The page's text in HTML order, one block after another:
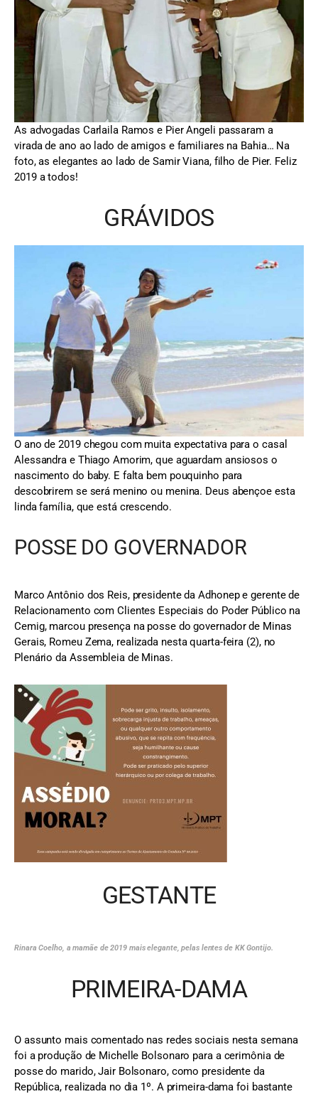
As advogadas Carlaila Ramos e Pier Angeli passaram a
virada de ano ao lado de amigos e familiares na Bahia… Na
foto, as elegantes ao lado de Samir Viana, filho de Pier. Feliz
2019 a todos!
GRÁVIDOS
O ano de 2019 chegou com muita expectativa para o casal
Alessandra e Thiago Amorim, que aguardam ansiosos o
nascimento do baby. E falta bem pouquinho para
descobrirem se será menino ou menina. Deus abençoe esta
linda família, que está crescendo.
POSSE DO GOVERNADOR
Marco Antônio dos Reis, presidente da Adhonep e gerente de
Relacionamento com Clientes Especiais do Poder Público na
Cemig, marcou presença na posse do governador de Minas
Gerais, Romeu Zema, realizada nesta quarta-feira (2), no
Plenário da Assembleia de Minas.
GESTANTE
Rinara Coelho, a mamãe de 2019 mais elegante, pelas lentes de KK Gontijo.
PRIMEIRA-DAMA
O assunto mais comentado nas redes sociais nesta semana
foi a produção de Michelle Bolsonaro para a cerimônia de
posse do marido, Jair Bolsonaro, como presidente da
República, realizada no dia 1º. A primeira-dama foi bastante